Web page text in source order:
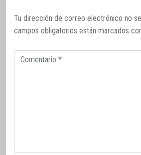
Tu dirección de correo electrónico no
campos obligatorios están marcados
Comentario